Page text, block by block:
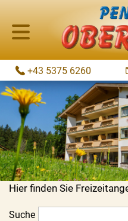
+43 5375 6260
Hier finden Sie
Suche